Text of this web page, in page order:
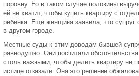
поровну. Но в таком случае половины
ей не хватит, чтобы купить квартиру с
ребенка. Еще женщина заявила, что супруг
в другом городе.
Местные суды к этим доводам бывшей
равнодушно. Они посчитали
столь важными, чтобы делить квартиру не
истице отказали. Она это решение